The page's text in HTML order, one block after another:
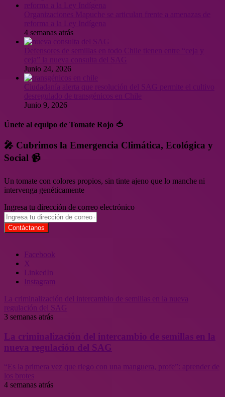
4 semanas atrás
Junio 24, 2026
Ciudadanía alerta que resolución del SAG permite el cultivo
desregulado de transgénicos en Chile
Junio 9, 2026
Únete al equipo de Tomate Rojo 🍅
🎤 Cubrimos la Emergencia Climática, Ecológica y
Social 📹
Un tomate con colores propios, sin tinte ajeno que lo manche ni
intervenga genéticamente
Ingresa tu dirección de correo electrónico
Facebook
X
LinkedIn
Instagram
La criminalización del intercambio de semillas en la nueva
regulación del SAG
3 semanas atrás
La criminalización del intercambio de semillas en la
nueva regulación del SAG
“Es la primera vez que riego con una manguera, profe”: aprender de
los brotes
4 semanas atrás